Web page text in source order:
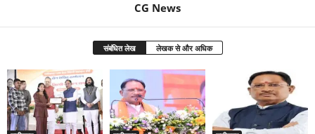
CG News
संबंधित लेख लेखक से और अधिक